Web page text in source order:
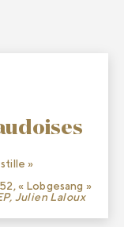
»
« Lobgesang »
Julien Laloux